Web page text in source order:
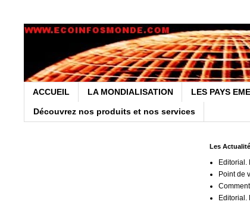
ACCUEIL LA MONDIALISATION LES PAYS
Découvrez nos produits et nos services
Les
Editorial.
Point de
Editorial.